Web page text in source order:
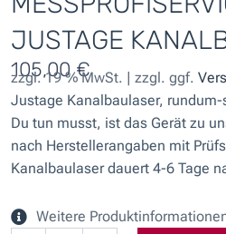
JUSTAGE
105,00€
zzgl. 19 % MwSt. | zzgl. ggf.
Justage Kanalbaulaser,
Du tun musst, ist das Gerät zu
nach Herstellerangaben mit
Kanalbaulaser dauert 4-6 Tage
Weitere